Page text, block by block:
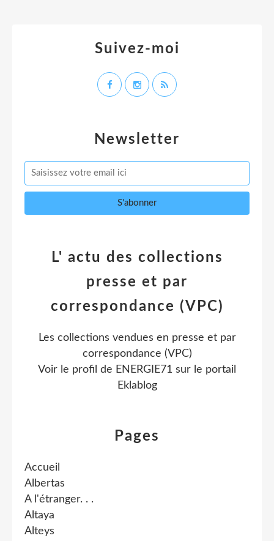
Newsletter
Pages
Accueil
Albertas
A l'étranger. . .
Altaya
Alteys
L' actu des collections
presse et par
correspondance (VPC)
Les collections vendues en presse et par
correspondance (VPC)
Voir le profil de ENERGIE71 sur le portail
Eklablog
Suivez-moi